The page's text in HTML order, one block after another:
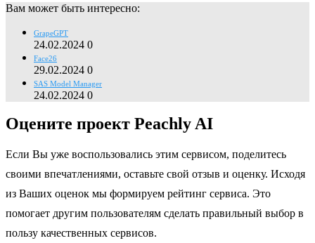
Вам может быть интересно:
GrapeGPT
24.02.2024 0
Face26
29.02.2024 0
SAS Model Manager
24.02.2024 0
Оцените проект Peachly AI
Если Вы уже воспользовались этим сервисом, поделитесь
своими впечатлениями, оставьте свой отзыв и оценку. Исходя
из Ваших оценок мы формируем рейтинг сервиса. Это
помогает другим пользователям сделать правильный выбор в
пользу качественных сервисов.